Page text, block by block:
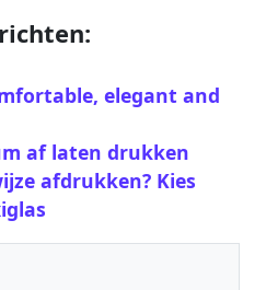
elegant and
af laten drukken
afdrukken? Kies